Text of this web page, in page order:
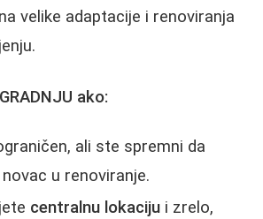
velike adaptacije i renoviranja
ako:
ali ste spremni da
u renoviranje.
centralnu lokaciju i zrelo,